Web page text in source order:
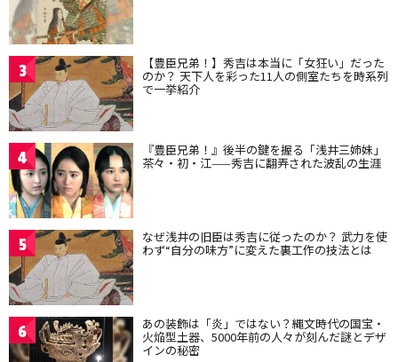
3 【豊臣兄弟！】秀吉は本当に「女狂い」だった
のか？ 天下人を彩った11人の側室たちを時系列
で一挙紹介
4 『豊臣兄弟！』後半の鍵を握る「浅井三姉妹」
茶々・初・江——秀吉に翻弄された波乱の生涯
5 なぜ浅井の旧臣は秀吉に従ったのか？ 武力を使
わず“自分の味方”に変えた裏工作の技法とは
6 あの装飾は「炎」ではない？縄文時代の国宝・
火焔型土器、5000年前の人々が刻んだ謎とデザ
インの秘密